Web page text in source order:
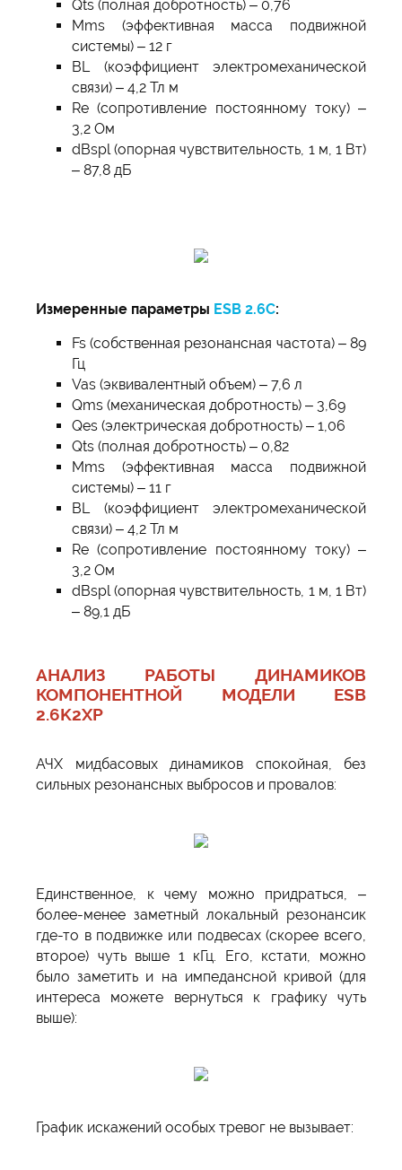
Qts (полная добротность) – 0,76
Mms (эффективная масса подвижной
системы) – 12 г
BL (коэффициент электромеханической
связи) – 4,2 Тл м
Re (сопротивление постоянному току) –
3,2 Ом
dBspl (опорная чувствительность, 1 м, 1 Вт)
– 87,8 дБ
Измеренные параметры ESB 2.6С:
Fs (собственная резонансная частота) – 89
Гц
Vas (эквивалентный объем) – 7,6 л
Qms (механическая добротность) – 3,69
Qes (электрическая добротность) – 1,06
Qts (полная добротность) – 0,82
Mms (эффективная масса подвижной
системы) – 11 г
BL (коэффициент электромеханической
связи) – 4,2 Тл м
Re (сопротивление постоянному току) –
3,2 Ом
dBspl (опорная чувствительность, 1 м, 1 Вт)
– 89,1 дБ
АНАЛИЗ РАБОТЫ ДИНАМИКОВ
КОМПОНЕНТНОЙ МОДЕЛИ ESB
2.6K2XP
АЧХ мидбасовых динамиков спокойная, без
сильных резонансных выбросов и провалов:
Единственное, к чему можно придраться, –
более-менее заметный локальный резонансик
где-то в подвижке или подвесах (скорее всего,
второе) чуть выше 1 кГц. Его, кстати, можно
было заметить и на импедансной кривой (для
интереса можете вернуться к графику чуть
выше):
График искажений особых тревог не вызывает: